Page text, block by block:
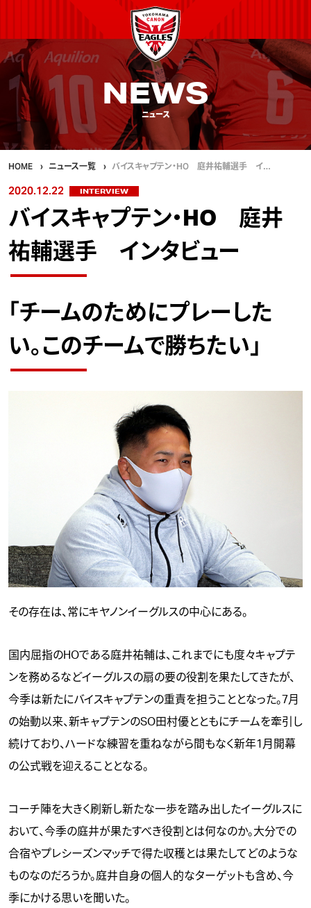
NEWS
ニュース
HOME ニュース一覧 バイスキャプテン・HO 庭井祐輔選手 イ…
2020.12.22 INTERVIEW
バイスキャプテン・HO 庭井
祐輔選手 インタビュー
「チームのためにプレーした
い。このチームで勝ちたい」
その存在は、常にキヤノンイーグルスの中心にある。
国内屈指のHOである庭井祐輔は、これまでにも度々キャプテ
ンを務めるなどイーグルスの扇の要の役割を果たしてきたが、
今季は新たにバイスキャプテンの重責を担うこととなった。7月
の始動以来、新キャプテンのSO田村優とともにチームを牽引し
続けており、ハードな練習を重ねながら間もなく新年1月開幕
の公式戦を迎えることとなる。
コーチ陣を大きく刷新し新たな一歩を踏み出したイーグルスに
おいて、今季の庭井が果たすべき役割とは何なのか。大分での
合宿やプレシーズンマッチで得た収穫とは果たしてどのような
ものなのだろうか。庭井自身の個人的なターゲットも含め、今
季にかける思いを聞いた。